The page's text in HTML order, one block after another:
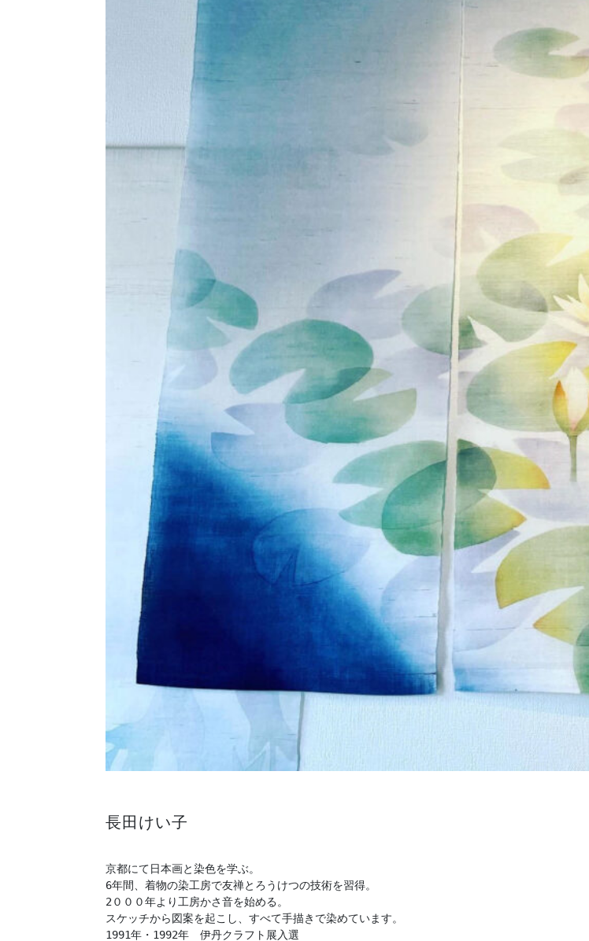
長田けい子
京都にて日本画と染色を学ぶ。
6年間、着物の染工房で友禅とろうけつの技術を習得。
2０００年より工房かさ音を始める。
スケッチから図案を起こし、すべて手描きで染めています。
1991年・1992年　伊丹クラフト展入選